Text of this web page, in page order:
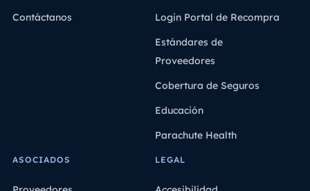
Contáctanos
Login Portal de Recompra
Estándares de
Proveedores
Cobertura de Seguros
Educación
Parachute Health
ASOCIADOS LEGAL